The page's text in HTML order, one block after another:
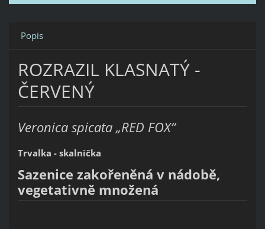
Popis
ROZRAZIL KLASNATÝ -
ČERVENÝ
Veronica spicata „RED FOX“
Trvalka - skalnička
Sazenice zakořeněná v nádobě,
vegetativně množená